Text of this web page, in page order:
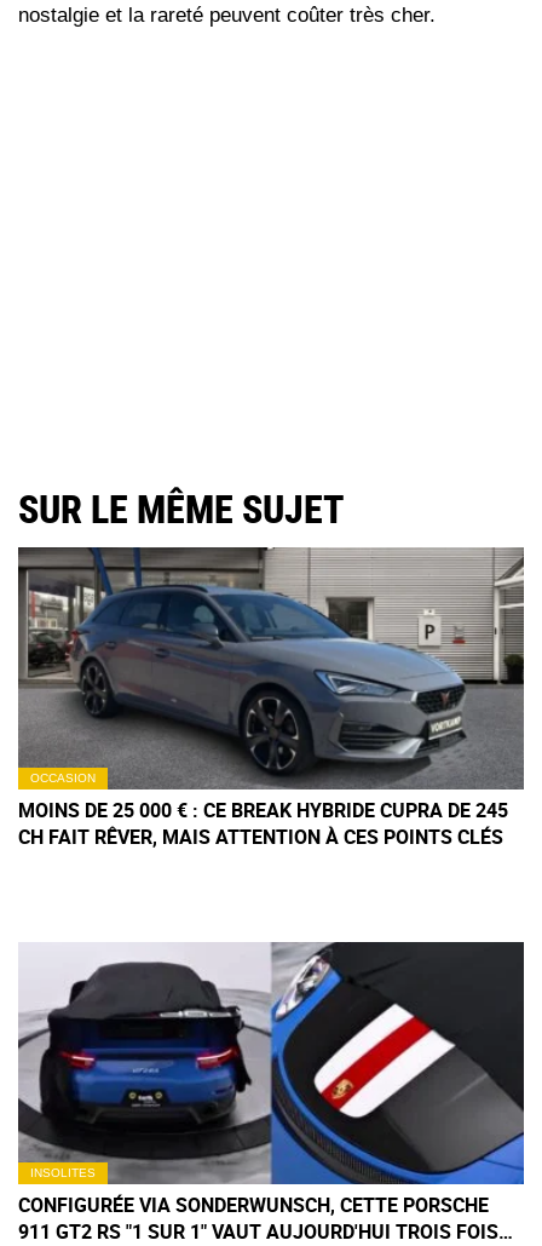
nostalgie et la rareté peuvent coûter très cher.
SUR LE MÊME SUJET
OCCASION
MOINS DE 25 000 € : CE BREAK HYBRIDE CUPRA DE 245
CH FAIT RÊVER, MAIS ATTENTION À CES POINTS CLÉS
INSOLITES
CONFIGURÉE VIA SONDERWUNSCH, CETTE PORSCHE
911 GT2 RS "1 SUR 1" VAUT AUJOURD'HUI TROIS FOIS